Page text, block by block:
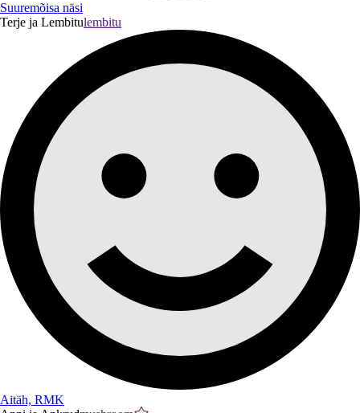
Suuremõisa näsi
Terje ja Lembitulembitu
Aitäh, RMK